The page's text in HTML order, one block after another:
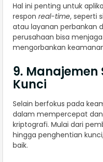
Hal ini penting untuk
respon real-time, seperti
atau layanan perbankan
perusahaan bisa
mengorbankan
9. Manajemen
Kunci
Selain berfokus pada
dalam mempercepat
kriptografi. Mulai dari
hingga penghentian
baik.